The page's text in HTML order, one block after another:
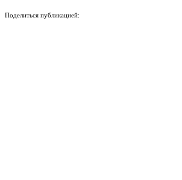
Поделиться публикацией: